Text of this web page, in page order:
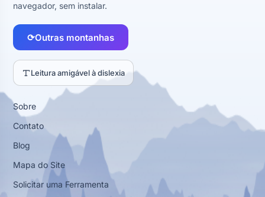
navegador, sem instalar.
⟳Outras montanhas
Leitura amigável à dislexia
Sobre
Contato
Blog
Mapa do Site
Solicitar uma Ferramenta